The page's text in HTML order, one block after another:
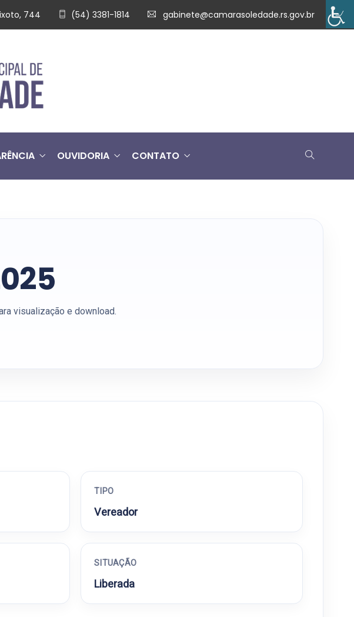
744 (54) 3381-1814 gabinete@camarasoledade.rs.gov.br
OUVIDORIA CONTATO
visualização e download.
TIPO
Vereador
SITUAÇÃO
Liberada